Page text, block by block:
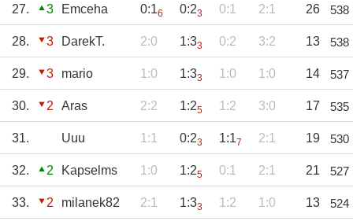
27. 3 Emceha 0:16 0:23 0:1 2:1 26 538
28. 3 DarekT. 2:0 1:33 0:2 3:2 13 538
29. 3 mario 1:0 1:33 1:0 1:0 14 537
30. 2 Aras 2:2 1:25 1:2 3:0 17 535
31. Uuu 1:1 0:23 1:17 2:1 19 530
32. 2 Kapselms 1:0 1:25 0:1 2:1 21 527
33. 2 milanek82 2:1 1:33 1:2 1:0 13 524